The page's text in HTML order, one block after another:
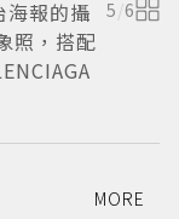
海報的攝
照，搭配
5/6
MORE